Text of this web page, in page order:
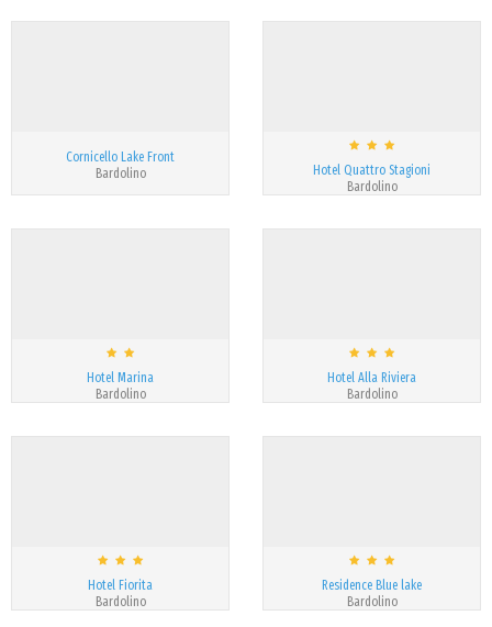
Cornicello Lake Front
Bardolino
Hotel Quattro Stagioni
Bardolino
Hotel Marina
Bardolino
Hotel Alla Riviera
Bardolino
Hotel Fiorita
Bardolino
Residence Blue lake
Bardolino